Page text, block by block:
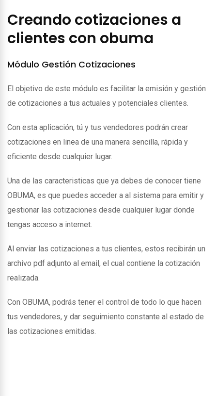
Creando cotizaciones a
clientes con obuma
Módulo Gestión Cotizaciones
El objetivo de este módulo es facilitar la emisión y gestión
de cotizaciones a tus actuales y potenciales clientes.
Con esta aplicación, tú y tus vendedores podrán crear
cotizaciones en linea de una manera sencilla, rápida y
eficiente desde cualquier lugar.
Una de las caracteristicas que ya debes de conocer tiene
OBUMA, es que puedes acceder a al sistema para emitir y
gestionar las cotizaciones desde cualquier lugar donde
tengas acceso a internet.
Al enviar las cotizaciones a tus clientes, estos recibirán un
archivo pdf adjunto al email, el cual contiene la cotización
realizada.
Con OBUMA, podrás tener el control de todo lo que hacen
tus vendedores, y dar seguimiento constante al estado de
las cotizaciones emitidas.